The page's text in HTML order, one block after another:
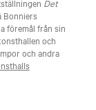
Det
Bonniers
föremål från sin
och
och andra